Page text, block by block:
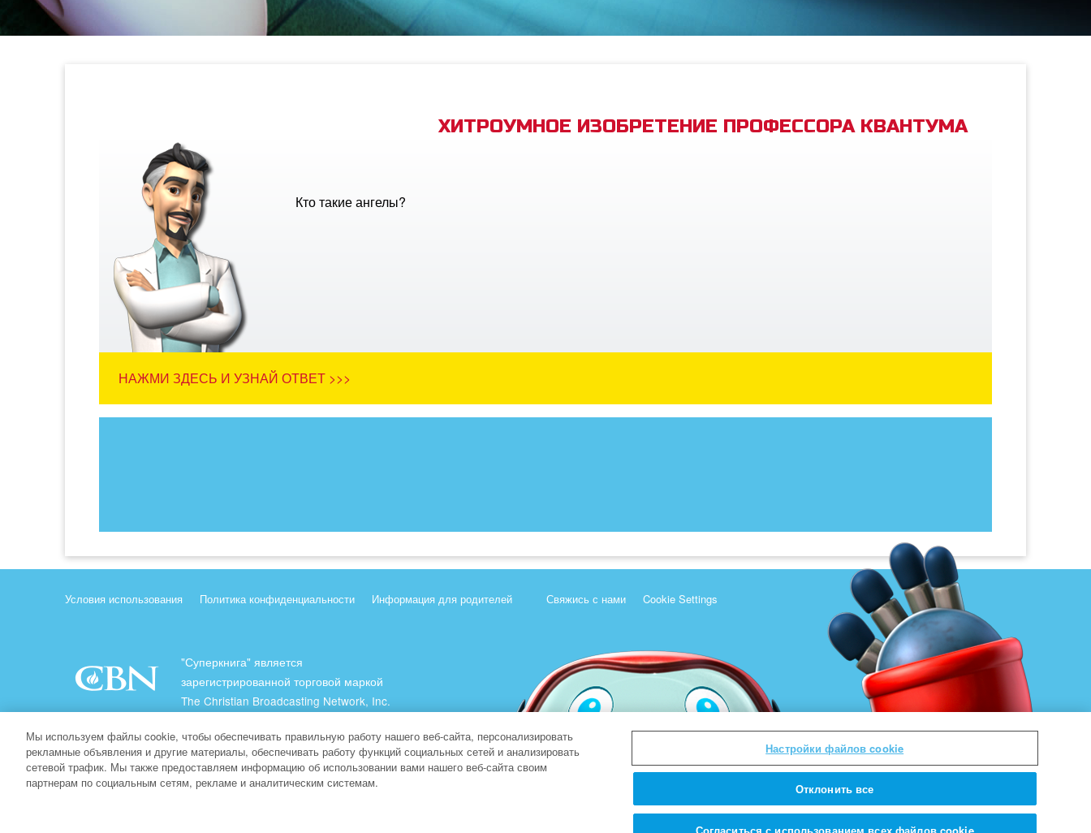
ХИТРОУМНОЕ ИЗОБРЕТЕНИЕ ПРОФЕССОРА КВАНТУМА
Кто такие ангелы?
НАЖМИ ЗДЕСЬ И УЗНАЙ ОТВЕТ >>>
Условия использования Политика конфиденциальности Информация для родителей Свяжись с нами Cookie Settings
"Суперкнига" является
зарегистрированной торговой маркой
The Christian Broadcasting Network, Inc.
Все права защищены.
About CBN
Мы используем файлы cookie, чтобы обеспечивать правильную работу нашего веб-сайта, персонализировать
рекламные объявления и другие материалы, обеспечивать работу функций социальных сетей и анализировать
сетевой трафик. Мы также предоставляем информацию об использовании вами нашего веб-сайта своим
партнерам по социальным сетям, рекламе и аналитическим системам.
Настройки файлов cookie
Отклонить все